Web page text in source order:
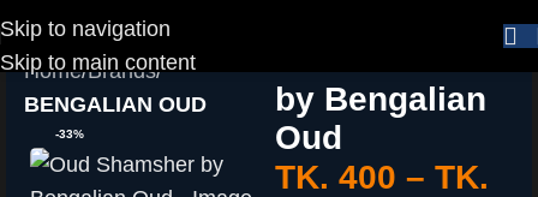
Skip to navigation
Skip to main content
Home Brands
BENGALIAN OUD
-33%
Oud Shamsher
by Bengalian
Oud
TK.400 – TK.